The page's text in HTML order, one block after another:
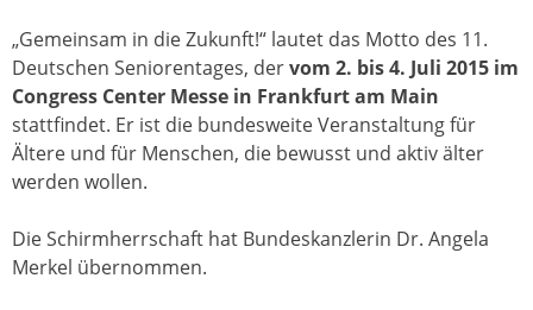
„Gemeinsam in die Zukunft!“ lautet das Motto des 11.
Deutschen Seniorentages, dervom 2. bis 4. Juli 2015 im
Congress Center Messe in Frankfurt am Main
stattfindet. Er ist die bundesweite Veranstaltung für
Ältere und für Menschen, die bewusst und aktiv älter
werden wollen.
Die Schirmherrschaft hat Bundeskanzlerin Dr. Angela
Merkel übernommen.